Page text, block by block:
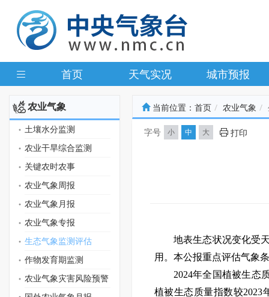
首页 天气实况 城市预报
农业气象
土壤水分监测
农业干旱综合监测
关键农时农事
农业气象周报
农业气象月报
农业气象专报
生态气象监测评估
作物发育期监测
农业气象灾害风险预警
当前位置： 首页 农业气象
字号 小 中 大 打印
地表生态状况变化受
用。本公报重点评估气象
2024年全国植被生态
植被生态质量指数较2023